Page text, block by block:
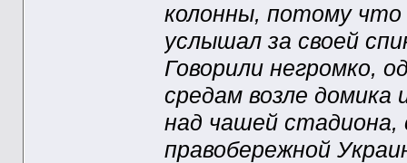
колонны, потому
услышал за своей
Говорили негромко,
средам возле домика
над чашей
правобережной